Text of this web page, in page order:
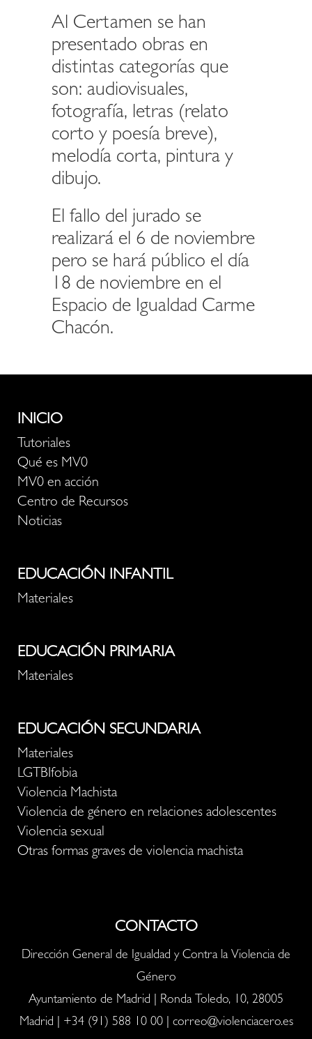
Al Certamen se han
presentado obras en
distintas categorías que
son: audiovisuales,
fotografía, letras (relato
corto y poesía breve),
melodía corta, pintura y
dibujo.
El fallo del jurado se
realizará el 6 de noviembre
pero se hará público el día
18 de noviembre en el
Espacio de Igualdad Carme
Chacón.
INICIO
Tutoriales
Qué es MV0
MV0 en acción
Centro de Recursos
Noticias
EDUCACIÓN INFANTIL
Materiales
EDUCACIÓN PRIMARIA
Materiales
EDUCACIÓN SECUNDARIA
Materiales
LGTBIfobia
Violencia Machista
Violencia de género en relaciones adolescentes
Violencia sexual
Otras formas graves de violencia machista
CONTACTO
Dirección General de Igualdad y Contra la Violencia de
Género
Ayuntamiento de Madrid | Ronda Toledo, 10, 28005
Madrid | +34 (91) 588 10 00| correo@violenciacero.es